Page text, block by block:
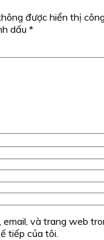
được hiển thị
dấu *
email, và trang web
tiếp của tôi.